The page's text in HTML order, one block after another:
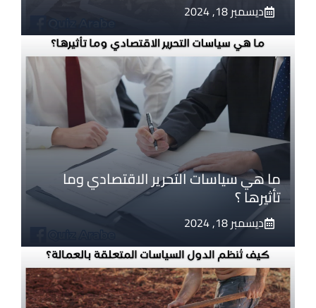
ديسمبر 18, 2024
ما هي سياسات التحرير الاقتصادي وما
تأثيرها ؟
ديسمبر 18, 2024